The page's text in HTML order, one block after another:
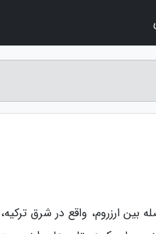
5 ساعت طول می کشد؛ زیرا فاصله بین ارزروم، واقع در شرق ترکیه،